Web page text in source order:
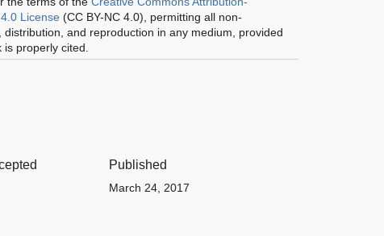
License (CC BY-NC 4.0), permitting all non-
distribution, and reproduction in any medium, provided
properly cited.
Published
March 24, 2017